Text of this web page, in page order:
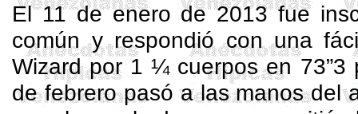
El 11 de enero de 2013 fue
común y respondió con una
Wizardpor 1 ¼ cuerpos en 73”3
de febrero pasó a las manos del